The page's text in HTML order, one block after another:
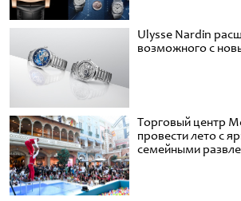
Ulysse Nardin
возможного с
Торговый центр
провести лето с
семейными